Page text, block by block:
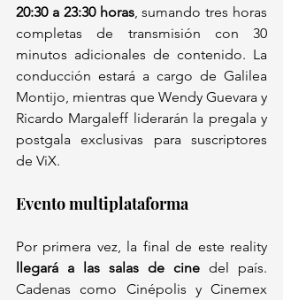
20:30 a 23:30 horas, sumando tres horas
completas de transmisión con 30
minutos adicionales de contenido. La
conducción estará a cargo de Galilea
Montijo, mientras que Wendy Guevara y
Ricardo Margaleff liderarán la pregala y
postgala exclusivas para suscriptores
de ViX.
Evento multiplataforma
llegará a las salas de cine del país.
Cadenas como Cinépolis y Cinemex